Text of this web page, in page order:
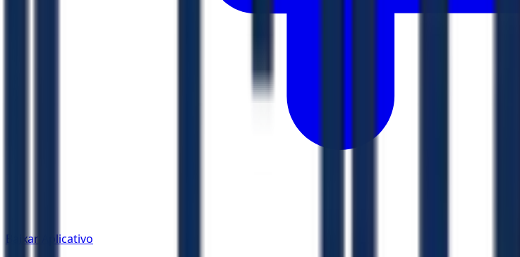
Baixar Aplicativo